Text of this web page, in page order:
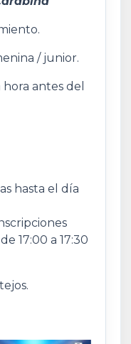
/ junior.
antes del
hasta el día
17:00 a 17:30